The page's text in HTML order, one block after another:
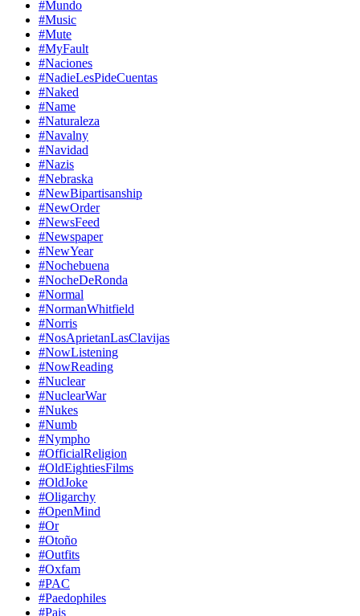
#Mundo
#Music
#Mute
#MyFault
#Naciones
#NadieLesPideCuentas
#Naked
#Name
#Naturaleza
#Navalny
#Navidad
#Nazis
#Nebraska
#NewBipartisanship
#NewOrder
#NewsFeed
#Newspaper
#NewYear
#Nochebuena
#NocheDeRonda
#Normal
#NormanWhitfield
#Norris
#NosAprietanLasClavijas
#NowListening
#NowReading
#Nuclear
#NuclearWar
#Nukes
#Numb
#Nympho
#OfficialReligion
#OldEightiesFilms
#OldJoke
#Oligarchy
#OpenMind
#Or
#Otoño
#Outfits
#Oxfam
#PAC
#Paedophiles
#Pais